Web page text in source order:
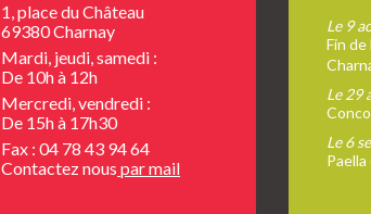
1, place du Château
69380 Charnay
Mardi, jeudi, samedi :
De 10h à 12h
Mercredi, vendredi :
De 15h à 17h30
Fax : 04 78 43 94 64
Contactez nous par mail
Le 9
Fin de
Le 29
Le 6